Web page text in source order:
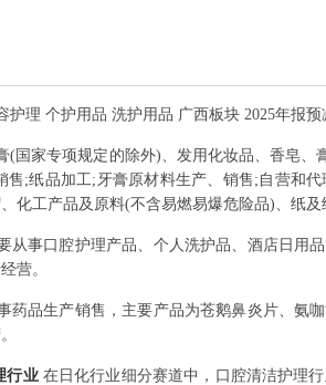
护理 个护用品 洗护用品 广西板块 2025年报
(国家专项规定的除外)、发用化妆品、香皂
售;纸品加工;牙膏原材料生产、销售;自营和
化工产品及原料(不含易燃易爆危险品)、纸
从事口腔护理产品、个人洗护品、酒店日用
营。
药品生产销售，主要产品为苍鹅鼻炎片、氨
行业 在日化行业细分赛道中，口腔清洁护理